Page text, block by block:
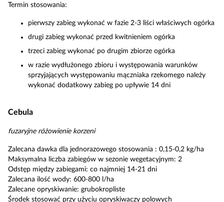
Termin stosowania:
pierwszy zabieg wykonać w fazie 2-3 liści właściwych ogórka
drugi zabieg wykonać przed kwitnieniem ogórka
trzeci zabieg wykonać po drugim zbiorze ogórka
w razie wydłużonego zbioru i występowania warunków
sprzyjających występowaniu mączniaka rzekomego należy
wykonać dodatkowy zabieg po upływie 14 dni
Cebula
fuzaryjne różowienie korzeni
Zalecana dawka dla jednorazowego stosowania : 0,15-0,2 kg/ha
Maksymalna liczba zabiegów w sezonie wegetacyjnym: 2
Odstęp między zabiegami: co najmniej 14-21 dni
Zalecana ilość wody: 600-800 l/ha
Zalecane opryskiwanie: grubokropliste
Środek stosować przy użyciu opryskiwaczy polowych